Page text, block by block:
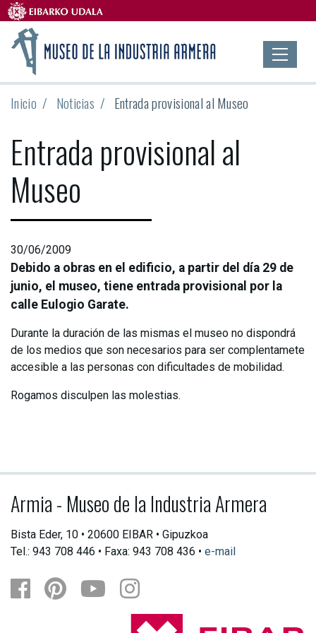
Inicio Noticias Entrada provisional al Museo
Entrada provisional al
Museo
30/06/2009
Debido a obras en el edificio, a partir del día 29 de
junio, el museo, tiene entrada provisional por la
calle Eulogio Garate.
Durante la duración de las mismas el museo no dispondrá
de los medios que son necesarios para ser complentamete
accesible a las personas con dificultades de mobilidad.
Rogamos disculpen las molestias.
Armia - Museo de la Industria Armera
Bista Eder, 10 • 20600 EIBAR • Gipuzkoa
Tel.: 943 708 446 • Faxa: 943 708 436 • e-mail